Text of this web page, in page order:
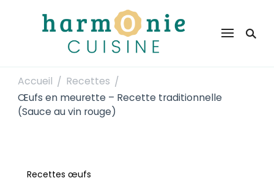
Harmonie Cuisine
Accueil / Recettes /
Œufs en meurette – Recette traditionnelle
(Sauce au vin rouge)
Recettes œufs